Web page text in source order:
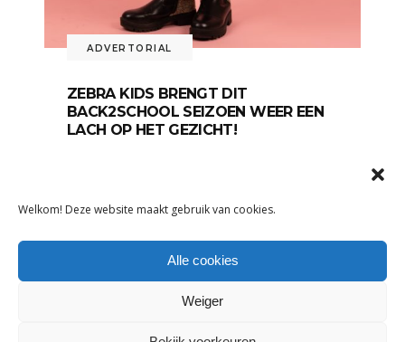
Welkom! Deze website maakt gebruik van cookies.
Alle cookies
Weiger
ADVERTORIAL
ZEBRA KIDS BRENGT DIT
BACK2SCHOOL SEIZOEN WEER EEN
LACH OP HET GEZICHT!
tassen van Zebra